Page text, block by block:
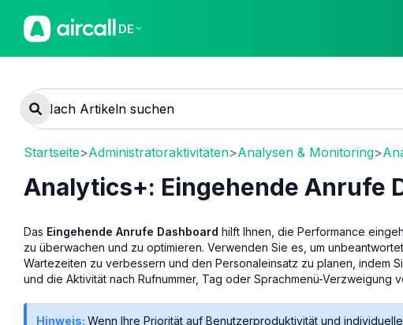
DE
Startseite>Administratoraktivitäten>Analysen & Monitoring>
Analytics+: Eingehende Anrufe
Das Eingehende Anrufe Dashboard hilft Ihnen, die Performance
zu überwachen und zu optimieren. Verwenden Sie es, um
Wartezeiten zu verbessern und den Personaleinsatz zu planen, indem
und die Aktivität nach Rufnummer, Tag oder Sprachmenü-Verzweigung
Hinweis: Wenn Ihre Priorität auf Benutzerproduktivität und